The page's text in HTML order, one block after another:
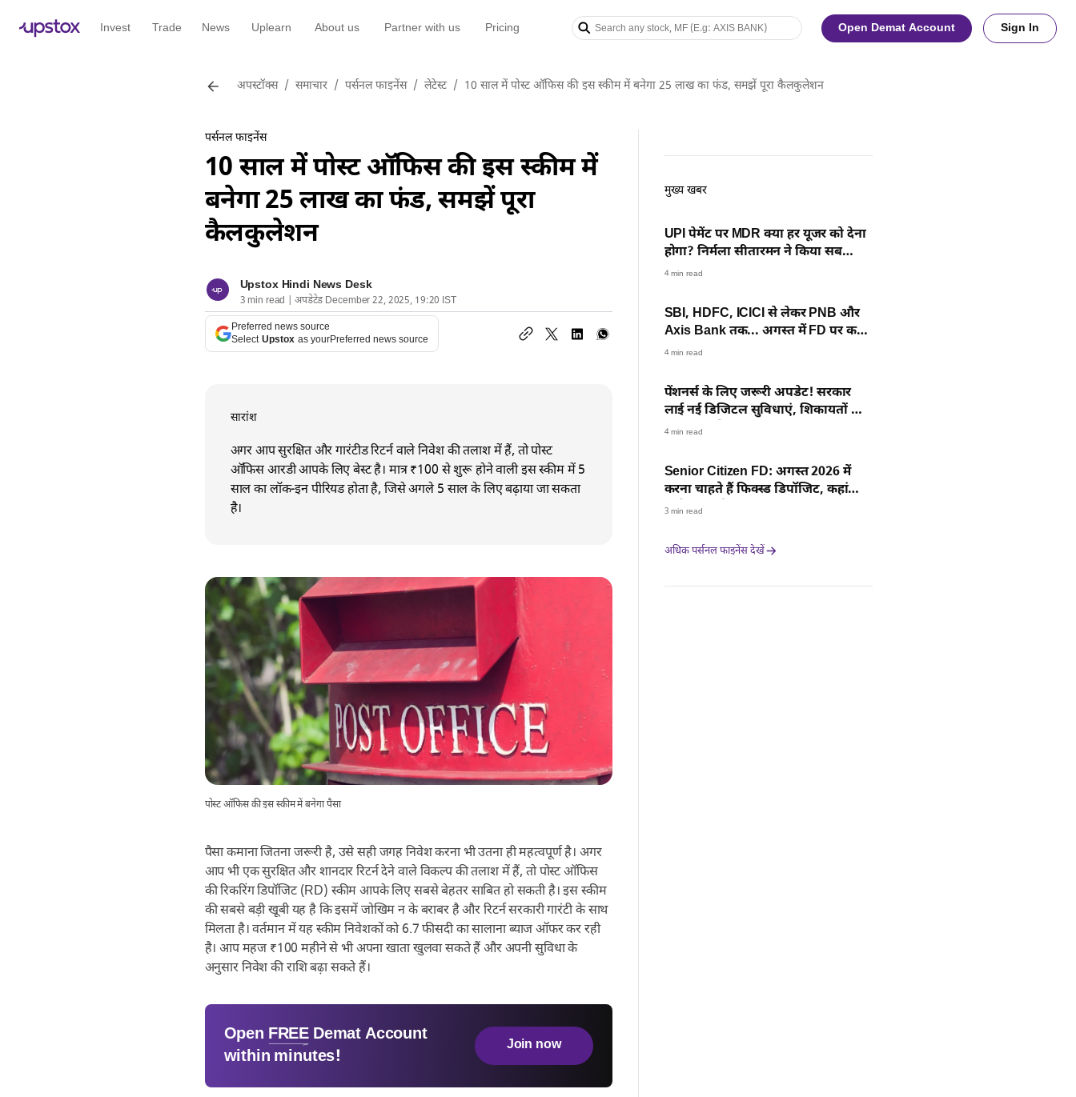
Invest Trade News Uplearn About us Partner with us Pricing Open Demat Account Sign In
अपस्टॉक्स / समाचार / पर्सनल फाइनेंस / लेटेस्ट / 10 साल में पोस्ट ऑफिस की इस स्कीम में बनेगा 25 लाख का फंड, समझें पूरा कैलकुलेशन
पर्सनल फाइनेंस
10 साल में पोस्ट ऑफिस की इस स्कीम में
बनेगा 25 लाख का फंड, समझें पूरा
कैलकुलेशन
Upstox Hindi News Desk
3 min read | अपडेटेड December 22, 2025, 19:20 IST
Preferred news source
Select Upstox as yourPreferred news source
सारांश
अगर आप सुरक्षित और गारंटीड रिटर्न वाले निवेश की तलाश में हैं, तो पोस्ट
ऑफिस आरडी आपके लिए बेस्ट है। मात्र ₹100 से शुरू होने वाली इस स्कीम में 5
साल का लॉक-इन पीरियड होता है, जिसे अगले 5 साल के लिए बढ़ाया जा सकता
है।
पोस्ट ऑफिस की इस स्कीम में बनेगा पैसा
पैसा कमाना जितना जरूरी है, उसे सही जगह निवेश करना भी उतना ही महत्वपूर्ण है। अगर
आप भी एक सुरक्षित और शानदार रिटर्न देने वाले विकल्प की तलाश में हैं, तो पोस्ट ऑफिस
की रिकरिंग डिपॉजिट (RD) स्कीम आपके लिए सबसे बेहतर साबित हो सकती है। इस स्कीम
की सबसे बड़ी खूबी यह है कि इसमें जोखिम न के बराबर है और रिटर्न सरकारी गारंटी के साथ
मिलता है। वर्तमान में यह स्कीम निवेशकों को 6.7 फीसदी का सालाना ब्याज ऑफर कर रही
है। आप महज ₹100 महीने से भी अपना खाता खुलवा सकते हैं और अपनी सुविधा के
अनुसार निवेश की राशि बढ़ा सकते हैं।
Open FREE Demat Account
within minutes!
Join now
मुख्य खबर
UPI पेमेंट पर MDR क्या हर यूजर को देना
होगा? निर्मला सीतारमन ने किया सब
क्लियर
4 min read
SBI, HDFC, ICICI से लेकर PNB और
Axis Bank तक... अगस्त में FD पर कहां
मिल रहा ज्यादा ब्याज
4 min read
पेंशनर्स के लिए जरूरी अपडेट! सरकार
लाई नई डिजिटल सुविधाएं, शिकायतों का
समाधान औसतन 13 दिन में
4 min read
Senior Citizen FD: अगस्त 2026 में
करना चाहते हैं फिक्स्ड डिपॉजिट, कहां
मिलेगा सबसे ज्यादा रिटर्न?
3 min read
अधिक पर्सनल फाइनेंस देखें